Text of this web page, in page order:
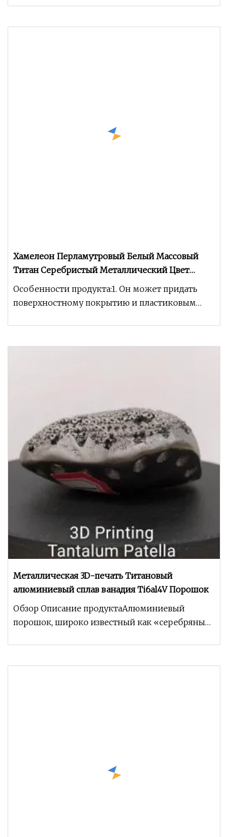
Хамелеон Перламутровый Белый Массовый
Титан Серебристый Металлический Цвет
Эпоксидная Смола Слюдяной Порошок
Особенности продукта:1. Он может придать
поверхностному покрытию и пластиковым
Металлическая 3D-печать Титановый
алюминиевый сплав ванадия Ti6al4V Порошок
Обзор Описание продуктаАлюминиевый
порошок, широко известный как «серебряный